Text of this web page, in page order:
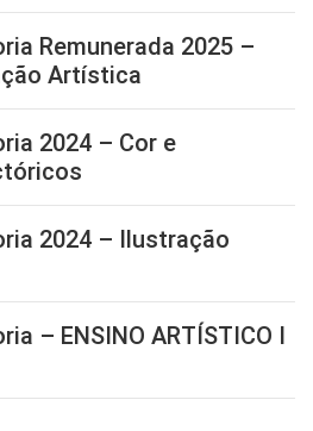
Remunerada 2025 –
Artística
2024 – Cor e
2024 – Ilustração
– ENSINO ARTÍSTICO I